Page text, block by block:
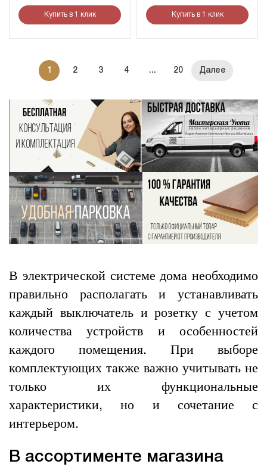
Купить в 1 клик Купить в 1 клик
1 2 3 4 ... 20
В электрической системе дома необходимо
правильно располагать и устанавливать
каждый выключатель и розетку с учетом
количества устройств и особенностей
каждого помещения. При выборе
комплектующих также важно учитывать не
только их функциональные
характеристики, но и сочетание с
интерьером.
В ассортименте магазина